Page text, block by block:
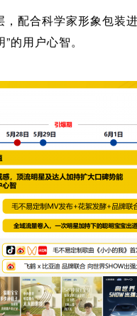
配合科学家形象包装
的用户心智。